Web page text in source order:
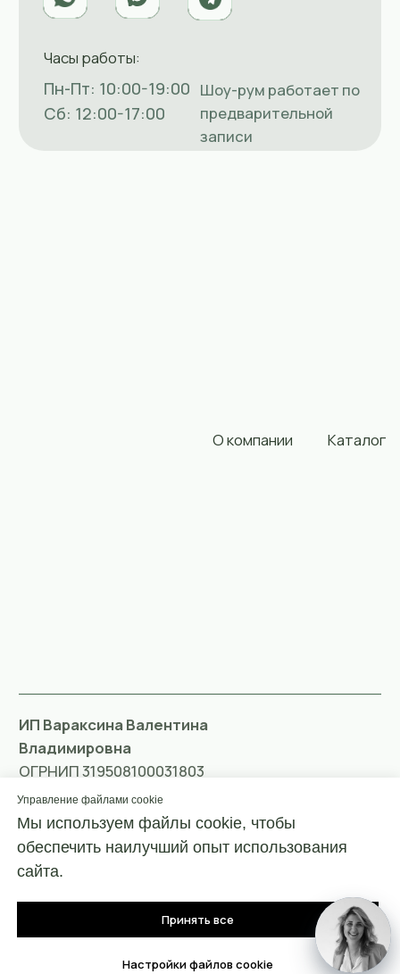
Управление файлами cookie
Мы используем файлы cookie, чтобы
обеспечить наилучший опыт использования
сайта.
Принять все
Настройки файлов cookie